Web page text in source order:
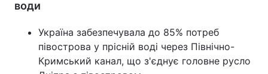
води
Україна забезпечувала до 85% потреб
півострова у прісній воді через Північно-
Кримський канал, що з'єднує головне русло